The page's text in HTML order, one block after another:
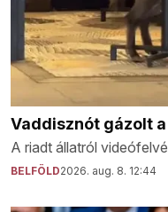
Vaddisznót gázolt
A riadt állatról
BELFÖLD2026. aug. 8. 12:44